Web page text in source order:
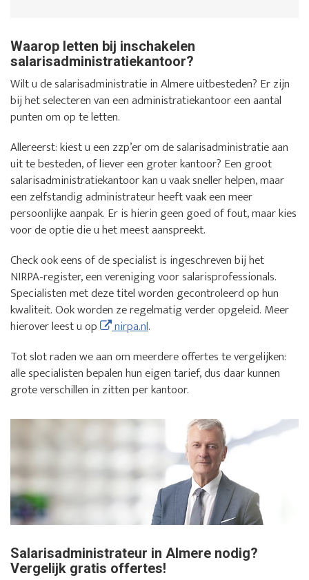
Waarop letten bij inschakelen
salarisadministratiekantoor?
Wilt u de salarisadministratie in Almere uitbesteden? Er zijn
bij het selecteren van een administratiekantoor een aantal
punten om op te letten.
Allereerst: kiest u een zzp’er om de salarisadministratie aan
uit te besteden, of liever een groter kantoor? Een groot
salarisadministratiekantoor kan u vaak sneller helpen, maar
een zelfstandig administrateur heeft vaak een meer
persoonlijke aanpak. Er is hierin geen goed of fout, maar kies
voor de optie die u het meest aanspreekt.
Check ook eens of de specialist is ingeschreven bij het
NIRPA-register, een vereniging voor salarisprofessionals.
Specialisten met deze titel worden gecontroleerd op hun
kwaliteit. Ook worden ze regelmatig verder opgeleid. Meer
hierover leest u op
nirpa.nl.
Tot slot raden we aan om meerdere offertes te vergelijken:
alle specialisten bepalen hun eigen tarief, dus daar kunnen
grote verschillen in zitten per kantoor.
Salarisadministrateur in Almere nodig?
Vergelijk gratis offertes!